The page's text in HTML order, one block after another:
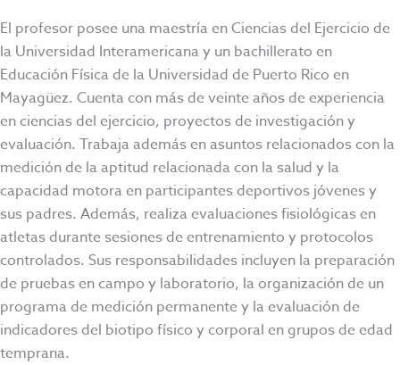
El profesor posee una maestría en Ciencias del Ejercicio de
la Universidad Interamericana y un bachillerato en
Educación Física de la Universidad de Puerto Rico en
Mayagüez. Cuenta con más de veinte años de experiencia
en ciencias del ejercicio, proyectos de investigación y
evaluación. Trabaja además en asuntos relacionados con la
medición de la aptitud relacionada con la salud y la
capacidad motora en participantes deportivos jóvenes y
sus padres. Además, realiza evaluaciones fisiológicas en
atletas durante sesiones de entrenamiento y protocolos
controlados. Sus responsabilidades incluyen la preparación
de pruebas en campo y laboratorio, la organización de un
programa de medición permanente y la evaluación de
indicadores del biotipo físico y corporal en grupos de edad
temprana.